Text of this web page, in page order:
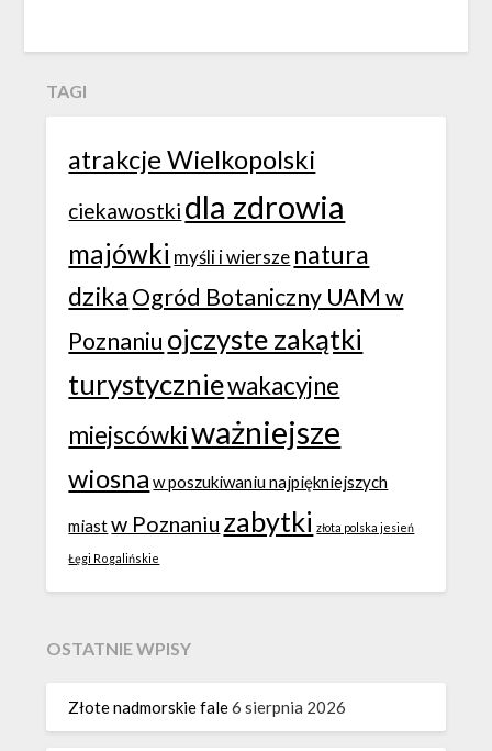
TAGI
atrakcje Wielkopolski
ciekawostki dla zdrowia
majówki myśli i wiersze natura
dzikaOgród Botaniczny UAM w
Poznaniu ojczyste zakątki
turystyczniewakacyjne
miejscówkiważniejsze
wiosna w poszukiwaniu najpiękniejszych
miastw Poznaniu zabytki złota polska jesień
Łęgi Rogalińskie
OSTATNIE WPISY
Złote nadmorskie fale6 sierpnia 2026